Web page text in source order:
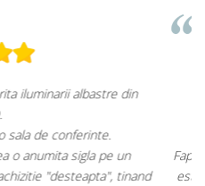
Super!
foarte plăcut.
bine pe treapta 3.
poate poziționa mai sus sau mai
Apa plată la 0,5L nu are loc